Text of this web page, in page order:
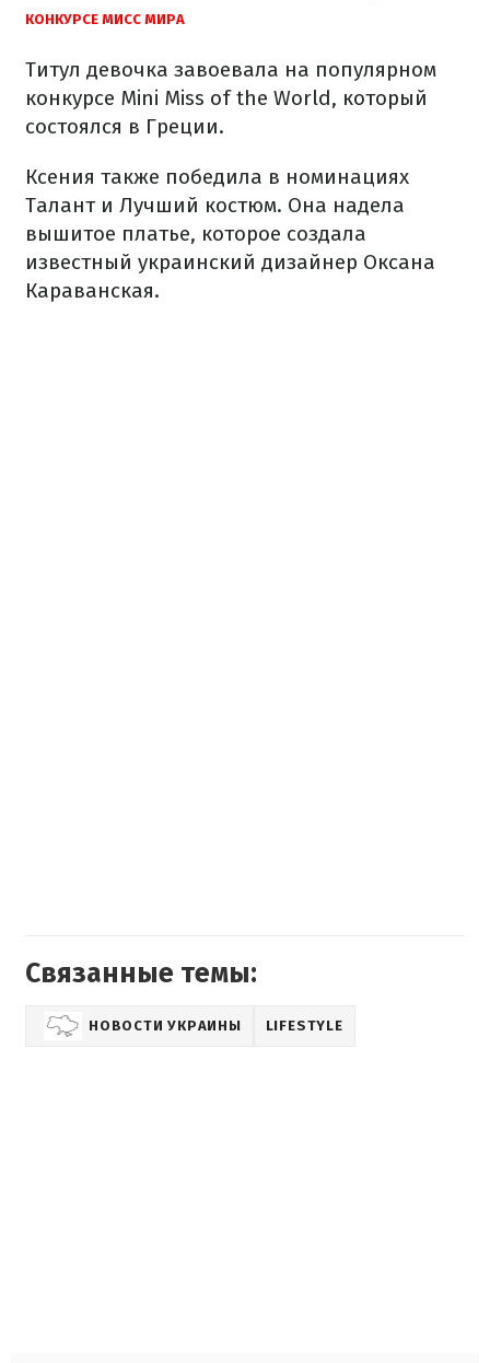
КОНКУРСЕ МИСС МИРА
Титул девочка завоевала на популярном
конкурсе Mini Miss of the World, который
состоялся в Греции.
Ксения также победила в номинациях
Талант и Лучший костюм. Она надела
вышитое платье, которое создала
известный украинский дизайнер Оксана
Караванская.
Связанные темы:
НОВОСТИ УКРАИНЫ LIFESTYLE